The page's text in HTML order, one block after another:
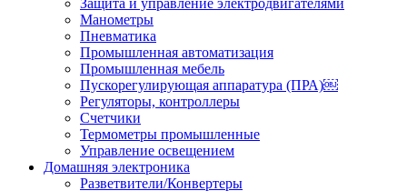
Манометры
Пневматика
Промышленная автоматизация
Промышленная мебель
Пускорегулирующая аппаратура (ПРА)￼
Регуляторы, контроллеры
Счетчики
Термометры промышленные
Управление освещением
Домашняя электроника
Разветвители/Конвертеры